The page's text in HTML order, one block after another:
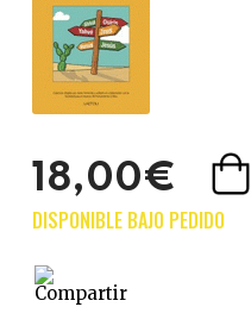
18,00€